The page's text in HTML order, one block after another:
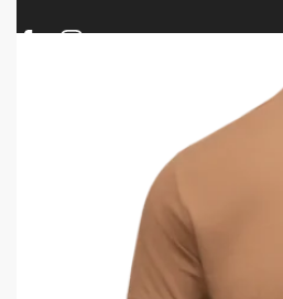
ΠΡΟΪΟΝΤΑ
ΟΠΛΑ – ΚΥΝΗΓΙ – ΣΚΟΠΟΒΟΛΗ